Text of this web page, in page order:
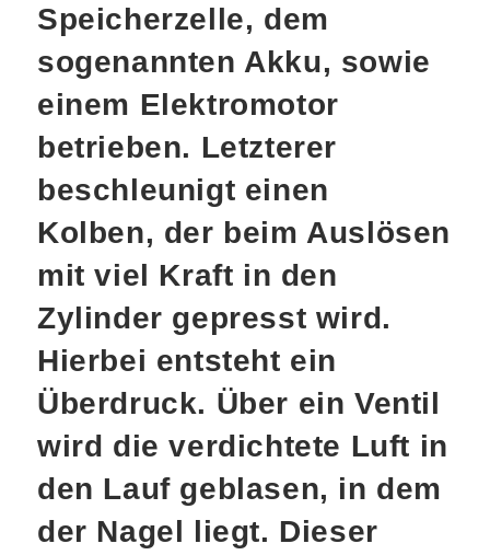
Speicherzelle, dem
sogenannten Akku, sowie
einem Elektromotor
betrieben. Letzterer
beschleunigt einen
Kolben, der beim Auslösen
mit viel Kraft in den
Zylinder gepresst wird.
Hierbei entsteht ein
Überdruck. Über ein Ventil
wird die verdichtete Luft in
den Lauf geblasen, in dem
der Nagel liegt. Dieser